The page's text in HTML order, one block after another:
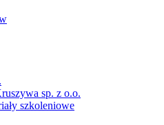
sp. z o.o.
szkoleniowe